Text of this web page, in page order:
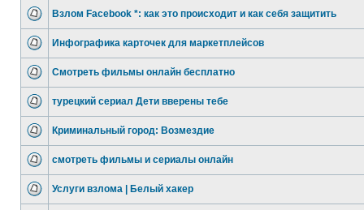
Взлом Facebook *: как это происходит и как себя защитить
Инфографика карточек для маркетплейсов
Смотреть фильмы онлайн бесплатно
турецкий сериал Дети вверены тебе
Криминальный город: Возмездие
смотреть фильмы и сериалы онлайн
Услуги взлома | Белый хакер